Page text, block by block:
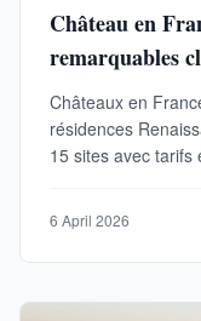
Château en
remarquables
Châteaux en
résidences
15 sites avec tarifs
6 April 2026